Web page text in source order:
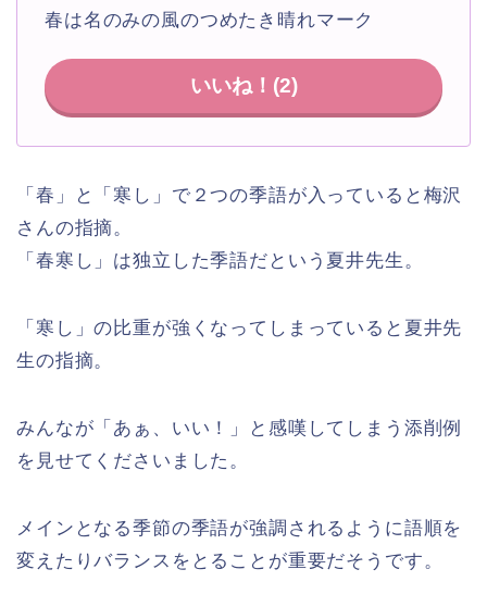
春は名のみの風のつめたき晴れマーク
いいね！(2)
「春」と「寒し」で２つの季語が入っていると梅沢
さんの指摘。
「春寒し」は独立した季語だという夏井先生。
「寒し」の比重が強くなってしまっていると夏井先
生の指摘。
みんなが「あぁ、いい！」と感嘆してしまう添削例
を見せてくださいました。
メインとなる季節の季語が強調されるように語順を
変えたりバランスをとることが重要だそうです。